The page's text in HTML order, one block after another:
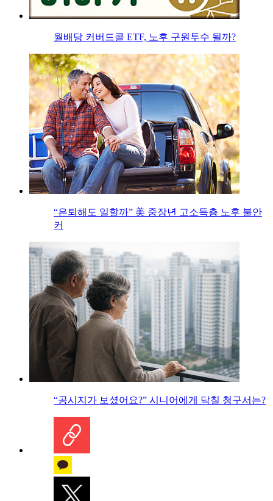
월배당 커버드콜 ETF, 노후 구원투수 될까?
“은퇴해도 일할까” 美 중장년 고소득층 노후 불안
커
“공시지가 보셨어요?” 시니어에게 닥칠 청구서는?